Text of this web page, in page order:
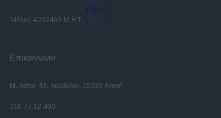
Μέλος #232469 Μ.Η.Τ.
Επικοινωνία
Μ. Ασίας 43, Χαλάνδρι, 15233 Αττική
210 77.12.400